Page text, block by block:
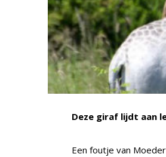
Deze giraf lijdt aan
Een foutje van